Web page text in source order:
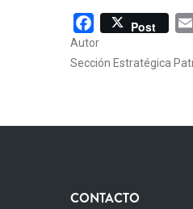
Facebook
Post
Autor
Sección Estratégica
CONTACTO